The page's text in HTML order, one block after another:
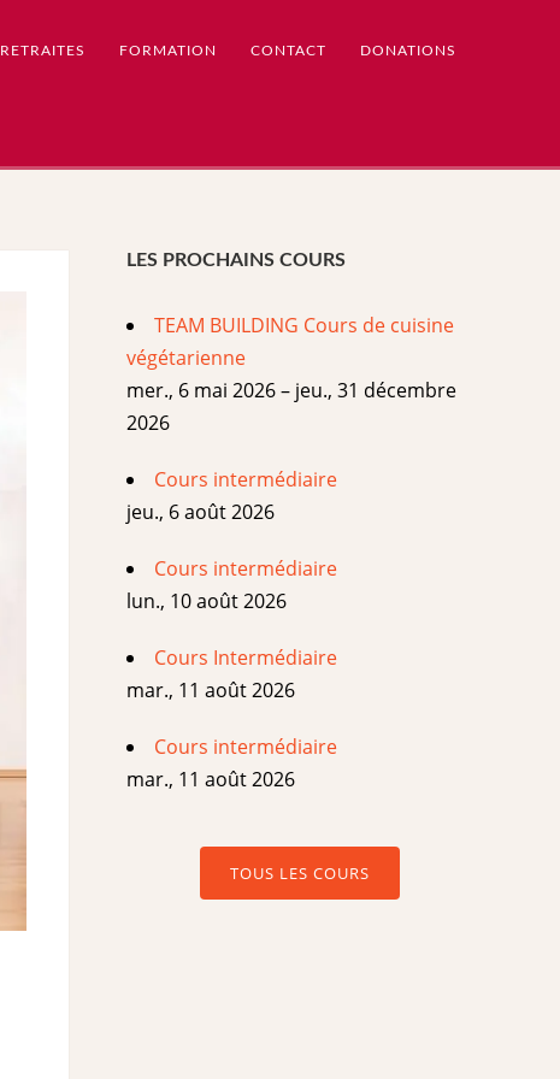
RETRAITES FORMATION CONTACT DONATIONS
LES PROCHAINS COURS
TEAM BUILDING Cours de cuisine
végétarienne
mer., 6 mai 2026 – jeu., 31 décembre
2026
Cours intermédiaire
jeu., 6 août 2026
Cours intermédiaire
lun., 10 août 2026
Cours Intermédiaire
mar., 11 août 2026
Cours intermédiaire
mar., 11 août 2026
TOUS LES COURS